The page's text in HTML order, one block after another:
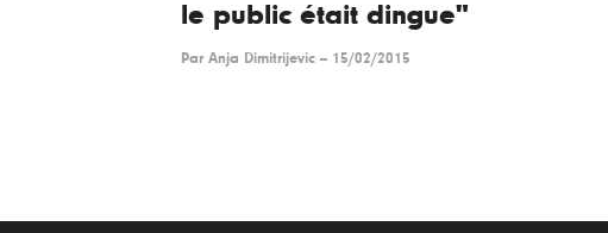
le public était dingue"
Par Anja Dimitrijevic -- 15/02/2015